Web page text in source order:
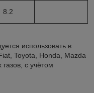
8.2
использовать в
Toyota, Honda, Mazda
с учётом